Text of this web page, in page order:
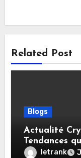
Related Post
Blogs
Actualité
Tendances
Demain
letrank